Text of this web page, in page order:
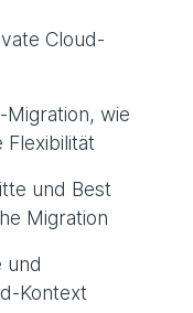
Cloud-
wie
Flexibilität
und Best
Migration
und
Kontext